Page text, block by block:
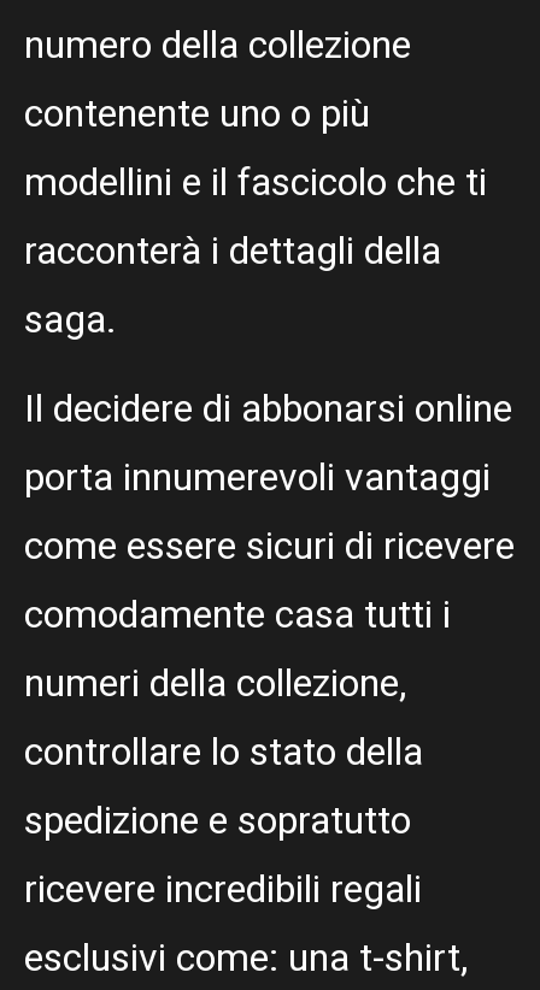
numero della collezione
contenente uno o più
modellini e il fascicolo che ti
racconterà i dettagli della
saga.
Il decidere di abbonarsi online
porta innumerevoli vantaggi
come essere sicuri di ricevere
comodamente casa tutti i
numeri della collezione,
controllare lo stato della
spedizione e sopratutto
ricevere incredibili regali
esclusivi come: una t-shirt,